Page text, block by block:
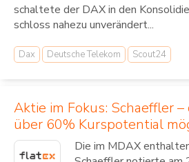
schaltete der DAX in den
schloss nahezu unverändert...
Dax Deutsche Telekom Scout24
Aktie im Fokus: Schaeffler
über 60% Kurspotential
Die im MDAX